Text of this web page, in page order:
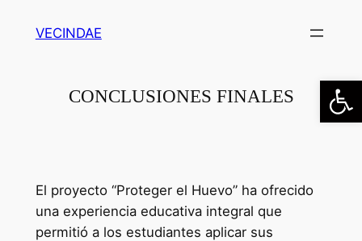
VECINDAE
CONCLUSIONES FINALES
El proyecto “Proteger el Huevo” ha ofrecido
una experiencia educativa integral que
permitió a los estudiantes aplicar sus
Abrir